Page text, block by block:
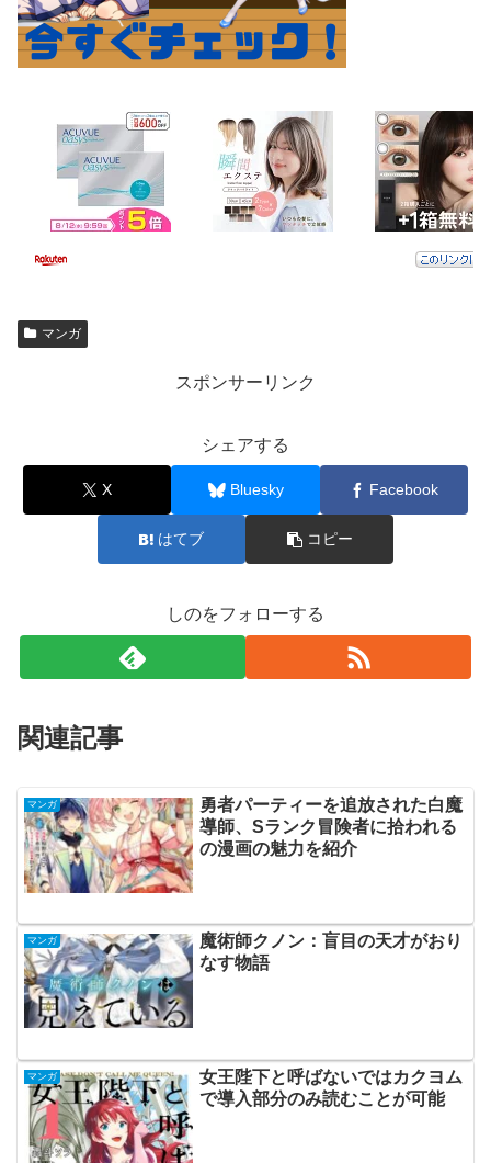
マンガ
スポンサーリンク
シェアする
X Bluesky Facebook
はてブ コピー
しのをフォローする
関連記事
マンガ
勇者パーティーを追放された白魔
導師、Sランク冒険者に拾われる
の漫画の魅力を紹介
マンガ
魔術師クノン：盲目の天才がおり
なす物語
マンガ
女王陛下と呼ばないではカクヨム
で導入部分のみ読むことが可能